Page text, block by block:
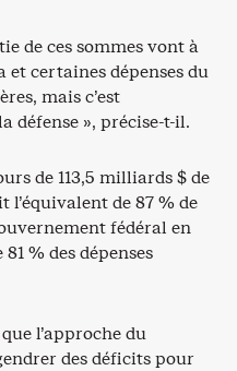
de ces sommes vont à
certaines dépenses du
mais c’est
défense », précise-t-il.
de 113,5 milliards $ de
l’équivalent de 87 % de
fédéral en
% des dépenses
l’approche du
des déficits pour